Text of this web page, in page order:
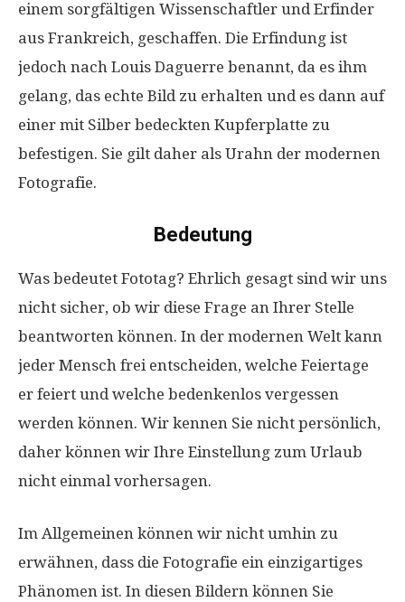
einem sorgfältigen Wissenschaftler und Erfinder
aus Frankreich, geschaffen. Die Erfindung ist
jedoch nach Louis Daguerre benannt, da es ihm
gelang, das echte Bild zu erhalten und es dann auf
einer mit Silber bedeckten Kupferplatte zu
befestigen. Sie gilt daher als Urahn der modernen
Fotografie.
Bedeutung
Was bedeutet Fototag? Ehrlich gesagt sind wir uns
nicht sicher, ob wir diese Frage an Ihrer Stelle
beantworten können. In der modernen Welt kann
jeder Mensch frei entscheiden, welche Feiertage
er feiert und welche bedenkenlos vergessen
werden können. Wir kennen Sie nicht persönlich,
daher können wir Ihre Einstellung zum Urlaub
nicht einmal vorhersagen.
Im Allgemeinen können wir nicht umhin zu
erwähnen, dass die Fotografie ein einzigartiges
Phänomen ist. In diesen Bildern können Sie